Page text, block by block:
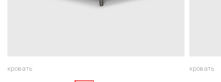
кровать кровать